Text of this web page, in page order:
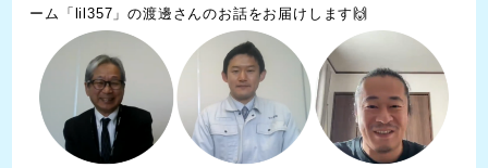
ーム「lil357」の渡邊さんのお話をお届けします🙌